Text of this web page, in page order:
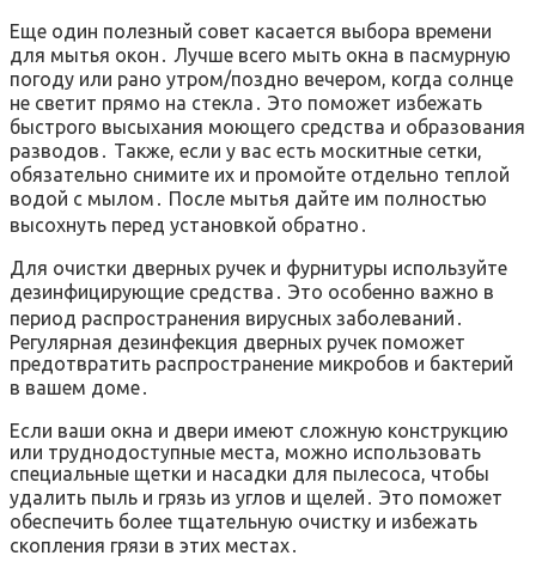
Еще один полезный совет касается выбора времени
для мытья окон․ Лучше всего мыть окна в пасмурную
погоду или рано утром/поздно вечером, когда солнце
не светит прямо на стекла․ Это поможет избежать
быстрого высыхания моющего средства и образования
разводов․ Также, если у вас есть москитные сетки,
обязательно снимите их и промойте отдельно теплой
водой с мылом․ После мытья дайте им полностью
высохнуть перед установкой обратно․
Для очистки дверных ручек и фурнитуры используйте
дезинфицирующие средства․ Это особенно важно в
период распространения вирусных заболеваний․
Регулярная дезинфекция дверных ручек поможет
предотвратить распространение микробов и бактерий
в вашем доме․
Если ваши окна и двери имеют сложную конструкцию
или труднодоступные места, можно использовать
специальные щетки и насадки для пылесоса, чтобы
удалить пыль и грязь из углов и щелей․ Это поможет
обеспечить более тщательную очистку и избежать
скопления грязи в этих местах․